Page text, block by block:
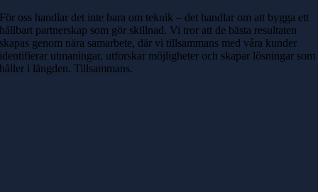
För oss handlar det inte bara om teknik – det handlar om att bygga ett
hållbart partnerskap som gör skillnad. Vi tror att de bästa resultaten
skapas genom nära samarbete, där vi tillsammans med våra kunder
identifierar utmaningar, utforskar möjligheter och skapar lösningar som
håller i längden. Tillsammans.